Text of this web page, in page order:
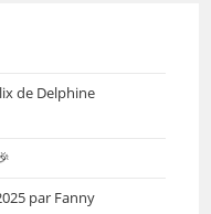
de Delphine
par Fanny